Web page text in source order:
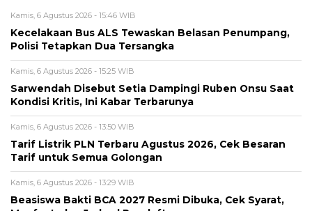
Kamis, 6 Agustus 2026 - 15:46 WIB
Kecelakaan Bus ALS Tewaskan Belasan Penumpang,
Polisi Tetapkan Dua Tersangka
Kamis, 6 Agustus 2026 - 15:25 WIB
Sarwendah Disebut Setia Dampingi Ruben Onsu Saat
Kondisi Kritis, Ini Kabar Terbarunya
Kamis, 6 Agustus 2026 - 13:50 WIB
Tarif Listrik PLN Terbaru Agustus 2026, Cek Besaran
Tarif untuk Semua Golongan
Kamis, 6 Agustus 2026 - 13:29 WIB
Beasiswa Bakti BCA 2027 Resmi Dibuka, Cek Syarat,